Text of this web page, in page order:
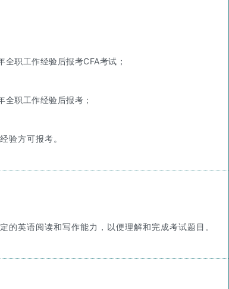
全职工作经验后报考CFA考试；
全职工作经验后报考；
验方可报考。
的英语阅读和写作能力，以便理解和完成考试题目。